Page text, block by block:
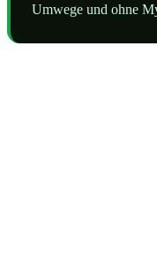
Umwege und ohne